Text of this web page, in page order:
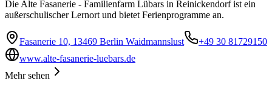
Die Alte Fasanerie - Familienfarm Lübars in Reinickendorf ist ein
außerschulischer Lernort und bietet Ferienprogramme an.
Fasanerie 10, 13469 Berlin Waidmannslust
+49 30 81729150
www.alte-fasanerie-luebars.de
Mehr sehen